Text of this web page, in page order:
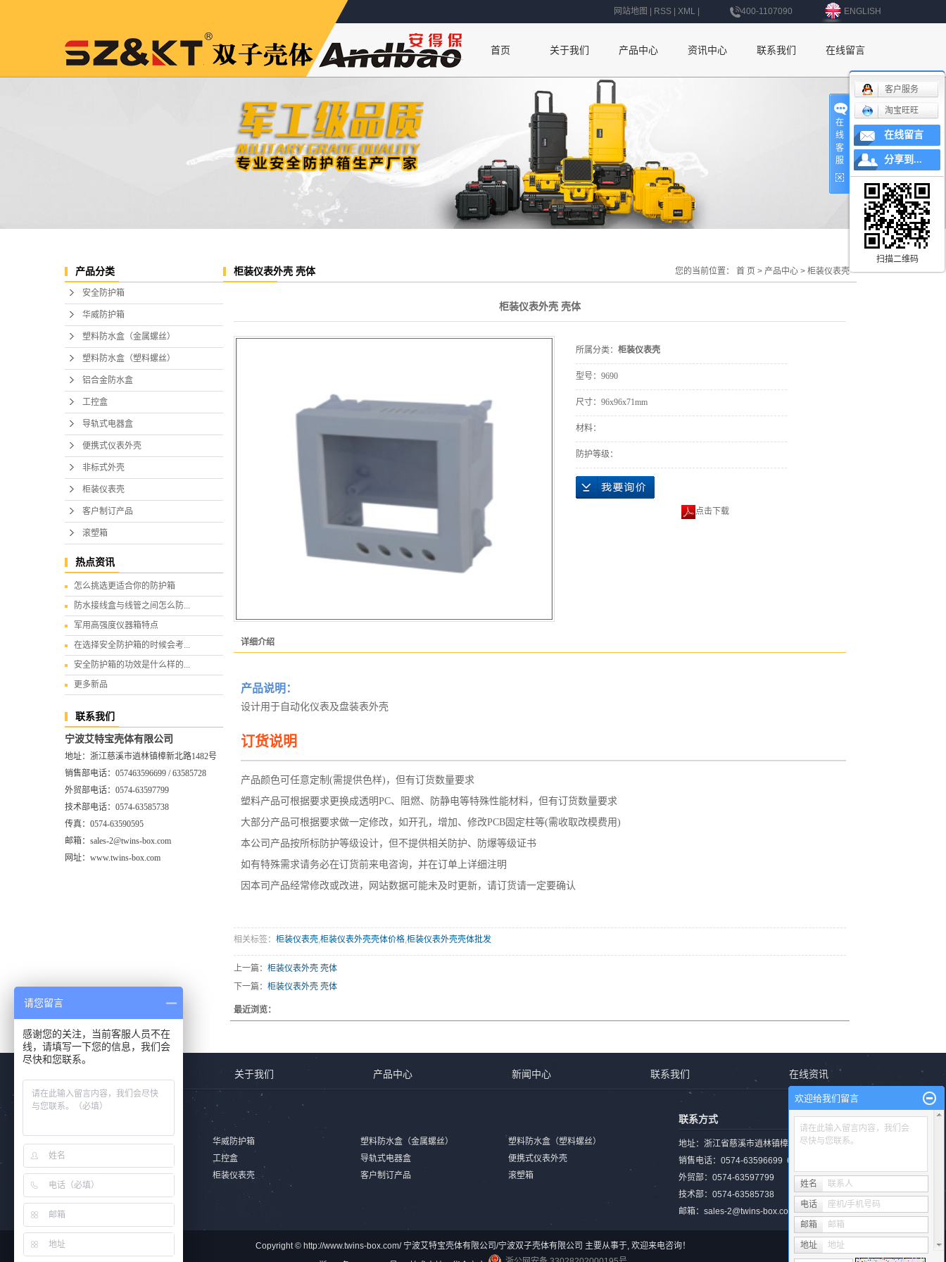
网站地图 RSS XML 400-1107090 ENGLISH
首页 关于我们
联系方式
公司简介
厂房设备
荣誉资质
产品中心 资讯中心 联系我们
辽宁办事处
在线留言
产品分类
安全防护箱
华威防护箱
塑料防水盒（金属螺丝）
塑料防水盒（塑料螺丝）
铝合金防水盒
工控盒
导轨式电器盒
便携式仪表外壳
非标式外壳
柜装仪表壳
客户制订产品
滚塑箱
热点资讯
怎么挑选更适合你的防护箱
防水接线盒与线管之间怎么防...
军用高强度仪器箱特点
在选择安全防护箱的时候会考...
安全防护箱的功效是什么样的...
更多新品
联系我们
宁波艾特宝壳体有限公司
地址：浙江慈溪市逍林镇樟新北路1482号
销售部电话：057463596699 / 63585728
外贸部电话：0574-63597799
技术部电话：0574-63585738
传真：0574-63590595
邮箱：sales-2@twins-box.com
网址：www.twins-box.com
柜装仪表外壳 壳体 您的当前位置： 首 页 > 产品中心 > 柜装仪表壳
柜装仪表外壳 壳体
所属分类： 柜装仪表壳
型号： 9690
尺寸： 96x96x71mm
材料：
防护等级：
点击下载
详细介绍
产品说明：
设计用于自动化仪表及盘装表外壳
订货说明
产品颜色可任意定制(需提供色样)，但有订货数量要求
塑料产品可根据要求更换成透明PC、阻燃、防静电等特殊性能材料，但有订货数量要求
大部分产品可根据要求做一定修改，如开孔，增加、修改PCB固定柱等(需收取改模费用)
本公司产品按所标防护等级设计，但不提供相关防护、防爆等级证书
如有特殊需求请务必在订货前来电咨询，并在订单上详细注明
因本司产品经常修改或改进，网站数据可能未及时更新，请订货请一定要确认
相关标签： 柜装仪表壳,柜装仪表外壳壳体价格,柜装仪表外壳壳体批发
上一篇： 柜装仪表外壳 壳体
下一篇： 柜装仪表外壳 壳体
最近浏览：
关于我们 产品中心 新闻中心 联系我们 在线资讯
安全防护箱 华威防护箱 塑料防水盒（金属螺丝）
塑料防水盒（塑料螺丝）
工控盒 导轨式电器盒
便携式仪表外壳
非标式外壳
柜装仪表壳 客户制订产品 滚塑箱
联系方式
地址：浙江省慈溪市逍林镇樟新北路1482号
销售电话：0574-63596699 63585728
外贸部：0574-63597799
技术部：0574-63585738
邮箱：sales-2@twins-box.com
Copyright © http://www.twins-box.com/ 宁波艾特宝壳体有限公司/宁波双子壳体有限公司 主要从事于, 欢迎来电咨询！
在
线
客
服
客户服务
淘宝旺旺
在线留言
分享到...
扫描二维码
欢迎给我们留言
请在此输入留言内容，我们会
尽快与您联系。
姓名 联系人
电话 座机/手机号码
邮箱 邮箱
地址 地址
请您留言
感谢您的关注，当前客服人员不在
线，请填写一下您的信息，我们会
尽快和您联系。